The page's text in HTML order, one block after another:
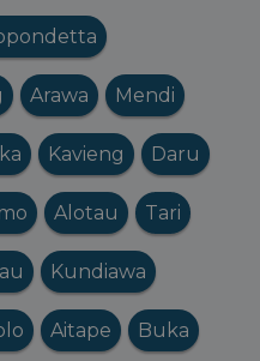
Arawa Mendi
Kavieng Daru
Alotau Tari
Kundiawa
Aitape Buka